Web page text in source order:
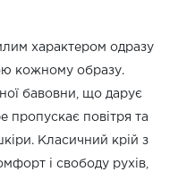
характером одразу
кожному образу.
бавовни, що дарує
пропускає повітря та
Класичний крій з
і свободу рухів,